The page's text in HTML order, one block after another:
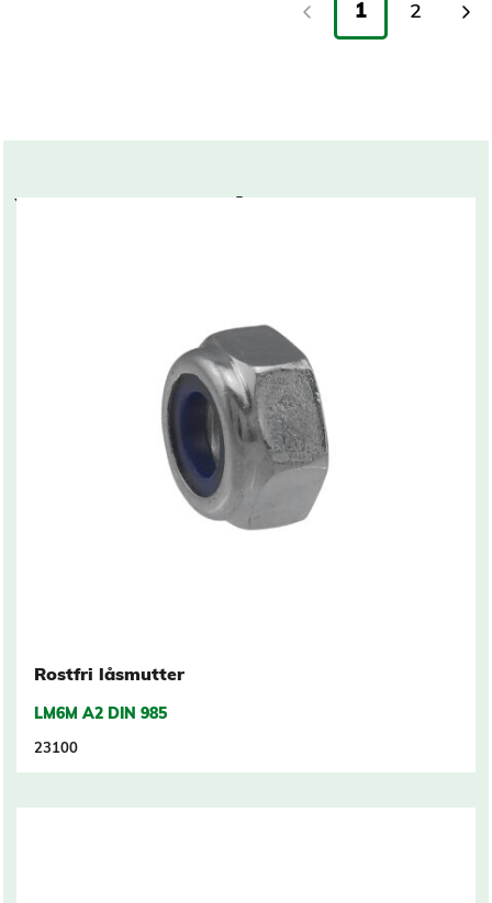
1 2
You may also like…
Rostfri låsmutter
LM6M A2 DIN 985
23100